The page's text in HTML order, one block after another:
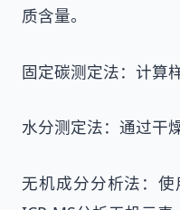
质含量。
固定碳测定法：计算
水分测定法：通过干
无机成分分析法：使